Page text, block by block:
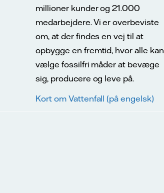
millioner kunder og 21.000
medarbejdere. Vi er overbeviste
om, at der findes en vej til at
opbygge en fremtid, hvor alle kan
vælge fossilfri måder at bevæge
sig, producere og leve på.
Kort om Vattenfall (på engelsk)